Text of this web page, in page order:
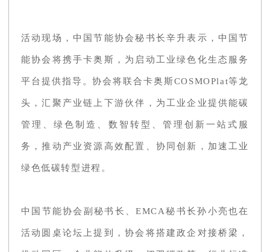
活动现场，中国节能协会秘书长辛升表示，中国节
能协会将携手卡奥斯，为启动工业绿色化生态服务
平台提供指导。协会将联合卡奥斯COSMOPlat等龙
头，汇聚产业链上下游伙伴，为工业企业提供能碳
管理、绿色制造、数智转型、管理创新一站式服
务，推动产业资源高效配置、协同创新，加速工业
绿色低碳转型进程。
中国节能协会副秘书长、EMCA秘书长孙小亮也在
活动圆桌论坛上提到，协会将搭建政企对接桥梁，